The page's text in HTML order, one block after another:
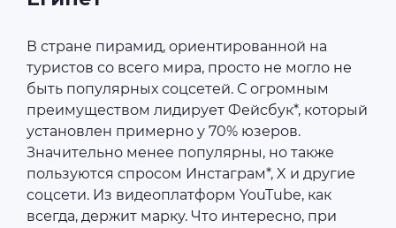
В стране пирамид, ориентированной на
туристов со всего мира, просто не могло не
быть популярных соцсетей. С огромным
преимуществом лидирует Фейсбук*, который
установлен примерно у 70% юзеров.
Значительно менее популярны, но также
пользуются спросом Инстаграм*, X и другие
соцсети. Из видеоплатформ YouTube, как
всегда, держит марку. Что интересно, при